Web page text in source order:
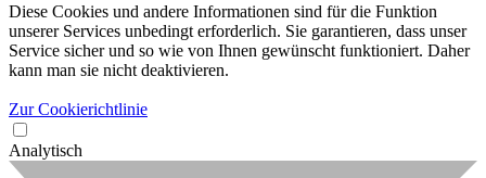
Diese Cookies und andere Informationen sind für die Funktion
unserer Services unbedingt erforderlich. Sie garantieren, dass unser
Service sicher und so wie von Ihnen gewünscht funktioniert. Daher
kann man sie nicht deaktivieren.
Zur Cookierichtlinie
Analytisch